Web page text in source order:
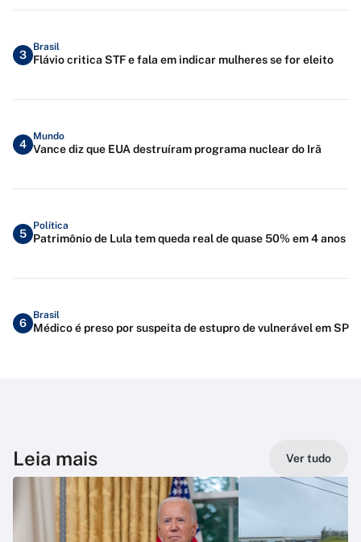
3
Brasil
Flávio critica STF e fala em indicar mulheres se for eleito
4
Mundo
Vance diz que EUA destruíram programa nuclear do Irã
5
Política
Patrimônio de Lula tem queda real de quase 50% em 4 anos
6
Brasil
Médico é preso por suspeita de estupro de vulnerável em SP
Leia mais Ver tudo